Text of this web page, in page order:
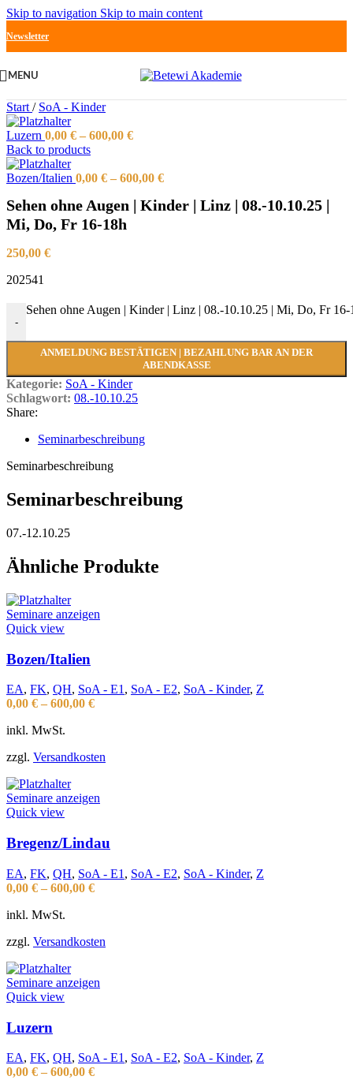
Skip to navigation Skip to main content
Newsletter
MENU
Start / SoA - Kinder
Luzern 0,00 € – 600,00 €
Back to products
Bozen/Italien 0,00 € – 600,00 €
Sehen ohne Augen | Kinder | Linz | 08.-10.10.25 |
Mi, Do, Fr 16-18h
250,00 €
202541
-
Sehen ohne Augen | Kinder | Linz | 08.-10.10.25 | Mi, Do, Fr 16-
ANMELDUNG BESTÄTIGEN | BEZAHLUNG BAR AN DER
ABENDKASSE
Kategorie: SoA - Kinder
Schlagwort: 08.-10.10.25
Share:
Seminarbeschreibung
Seminarbeschreibung
Seminarbeschreibung
07.-12.10.25
Ähnliche Produkte
Seminare anzeigen
Quick view
Bozen/Italien
EA, FK, QH, SoA - E1, SoA - E2, SoA - Kinder, Z
0,00 € – 600,00 €
inkl. MwSt.
zzgl. Versandkosten
Seminare anzeigen
Quick view
Bregenz/Lindau
EA, FK, QH, SoA - E1 , SoA - E2, SoA - Kinder, Z
0,00 € – 600,00 €
inkl. MwSt.
zzgl. Versandkosten
Seminare anzeigen
Quick view
Luzern
EA, FK, QH, SoA - E1 , SoA - E2, SoA - Kinder, Z
0,00 € – 600,00 €